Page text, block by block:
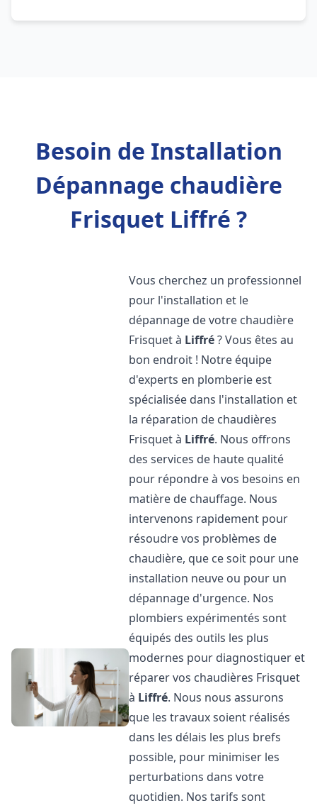
Besoin de Installation
Dépannage chaudière
Frisquet Liffré ?
Vous cherchez un professionnel
pour l'installation et le
dépannage de votre chaudière
Frisquet à Liffré? Vous êtes au
bon endroit ! Notre équipe
d'experts en plomberie est
spécialisée dans l'installation et
la réparation de chaudières
Frisquet à Liffré. Nous offrons
des services de haute qualité
pour répondre à vos besoins en
matière de chauffage. Nous
intervenons rapidement pour
résoudre vos problèmes de
chaudière, que ce soit pour une
installation neuve ou pour un
dépannage d'urgence. Nos
plombiers expérimentés sont
équipés des outils les plus
modernes pour diagnostiquer et
réparer vos chaudières Frisquet
à Liffré. Nous nous assurons
que les travaux soient réalisés
dans les délais les plus brefs
possible, pour minimiser les
perturbations dans votre
quotidien. Nos tarifs sont